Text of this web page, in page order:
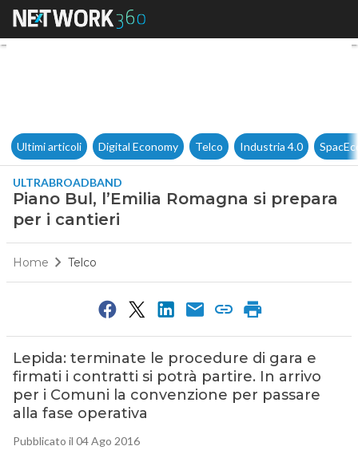
Piano Bul, l’Emilia Romagna
Ultimi articoli Digital Economy Telco Industria 4.0
ULTRABROADBAND
Piano Bul, l’Emilia Romagna si prepara
per i cantieri
Home Telco
Lepida: terminate le procedure di gara e
firmati i contratti si potrà partire. In arrivo
per i Comuni la convenzione per passare
alla fase operativa
Pubblicato il 04 Ago 2016